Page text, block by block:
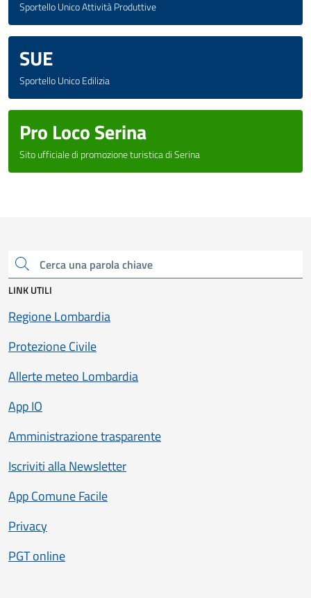
Sportello Unico Attività Produttive
SUE
Sportello Unico Edilizia
Pro Loco Serina
Sito ufficiale di promozione turistica di Serina
Cerca una parola chiave
LINK UTILI
Regione Lombardia
Protezione Civile
Allerte meteo Lombardia
App IO
Amministrazione trasparente
Iscriviti alla Newsletter
App Comune Facile
Privacy
PGT online